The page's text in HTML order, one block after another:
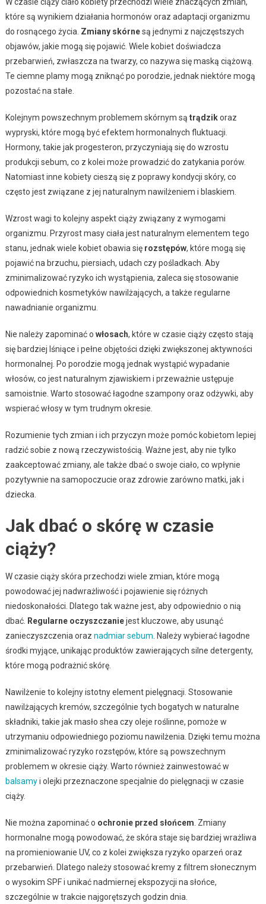
które są wynikiem działania hormonów oraz adaptacji organizmu
do rosnącego życia. Zmiany skórnesą jednymi z najczęstszych
objawów, jakie mogą się pojawić. Wiele kobiet doświadcza
przebarwień, zwłaszcza na twarzy, co nazywa się maską ciążową.
Te ciemne plamy mogą zniknąć po porodzie, jednak niektóre mogą
pozostać na stałe.
Kolejnym powszechnym problemem skórnym są trądzikoraz
wypryski, które mogą być efektem hormonalnych fluktuacji.
Hormony, takie jak progesteron, przyczyniają się do wzrostu
produkcji sebum, co z kolei może prowadzić do zatykania porów.
Natomiast inne kobiety cieszą się z poprawy kondycji skóry, co
często jest związane z jej naturalnym nawilżeniem i blaskiem.
Wzrost wagi to kolejny aspekt ciąży związany z wymogami
organizmu. Przyrost masy ciała jest naturalnym elementem tego
stanu, jednak wiele kobiet obawia się rozstępów, które mogą się
pojawić na brzuchu, piersiach, udach czy pośladkach. Aby
zminimalizować ryzyko ich wystąpienia, zaleca się stosowanie
odpowiednich kosmetyków nawilżających, a także regularne
nawadnianie organizmu.
Nie należy zapominać o włosach, które w czasie ciąży często stają
się bardziej lśniące i pełne objętości dzięki zwiększonej aktywności
hormonalnej. Po porodzie mogą jednak wystąpić wypadanie
włosów, co jest naturalnym zjawiskiem i przeważnie ustępuje
samoistnie. Warto stosować łagodne szampony oraz odżywki, aby
wspierać włosy w tym trudnym okresie.
Rozumienie tych zmian i ich przyczyn może pomóc kobietom lepiej
radzić sobie z nową rzeczywistością. Ważne jest, aby nie tylko
zaakceptować zmiany, ale także dbać o swoje ciało, co wpłynie
pozytywnie na samopoczucie oraz zdrowie zarówno matki, jak i
dziecka.
Jak dbać o skórę w czasie
ciąży?
W czasie ciąży skóra przechodzi wiele zmian, które mogą
powodować jej nadwrażliwość i pojawienie się różnych
niedoskonałości. Dlatego tak ważne jest, aby odpowiednio o nią
dbać. Regularne oczyszczaniejest kluczowe, aby usunąć
zanieczyszczenia oraz nadmiar sebum . Należy wybierać łagodne
środki myjące, unikając produktów zawierających silne detergenty,
które mogą podrażnić skórę.
Nawilżenie to kolejny istotny element pielęgnacji. Stosowanie
nawilżających kremów, szczególnie tych bogatych w naturalne
składniki, takie jak masło shea czy oleje roślinne, pomoże w
utrzymaniu odpowiedniego poziomu nawilżenia. Dzięki temu można
zminimalizować ryzyko rozstępów, które są powszechnym
problemem w okresie ciąży. Warto również zainwestować w
balsamyi olejki przeznaczone specjalnie do pielęgnacji w czasie
ciąży.
Nie można zapominać o ochronie przed słońcem . Zmiany
hormonalne mogą powodować, że skóra staje się bardziej wrażliwa
na promieniowanie UV, co z kolei zwiększa ryzyko oparzeń oraz
przebarwień. Dlatego należy stosować kremy z filtrem słonecznym
o wysokim SPF i unikać nadmiernej ekspozycji na słońce,
szczególnie w trakcie najgorętszych godzin dnia.